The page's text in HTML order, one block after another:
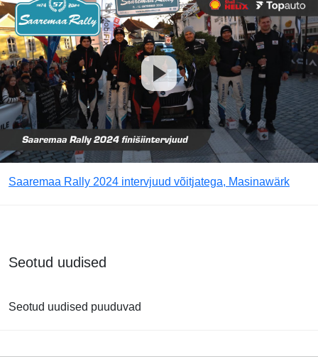
Saaremaa Rally 2024 intervjuud võitjatega, Masinawärk
Seotud uudised
Seotud uudised puuduvad